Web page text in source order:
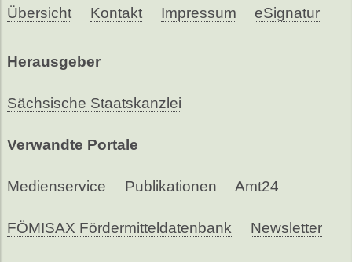
Übersicht Kontakt Impressum eSignatur
Herausgeber
Sächsische Staatskanzlei
Verwandte Portale
Medienservice Publikationen Amt24
FÖMISAX Fördermitteldatenbank Newsletter